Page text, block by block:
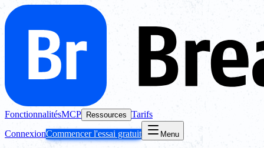
FonctionnalitésMCP Ressources Tarifs
ConnexionCommencer l'essai gratuit Menu